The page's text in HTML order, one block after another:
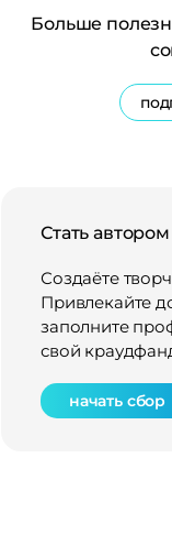
Больше
Стать автором
Создаёте
Привлекайте
заполните
свой
начать сбор